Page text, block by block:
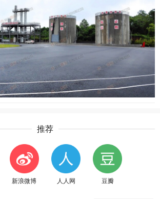
推荐
新浪微博 人人网 豆瓣